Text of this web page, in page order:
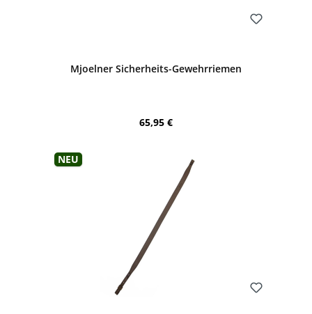
Mjoelner Sicherheits-Gewehrriemen
Regulärer Preis:
65,95 €
Neu